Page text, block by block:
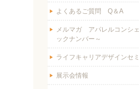
よくあるご質問 Q＆A
メルマガ アパレルコンシ
ックナンバー～
ライフキャリアデザインセ
展示会情報